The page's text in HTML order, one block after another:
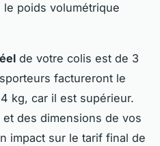
le poids volumétrique
de votre colis est de 3
factureront le
kg, car il est supérieur.
des dimensions de vos
impact sur le tarif final de